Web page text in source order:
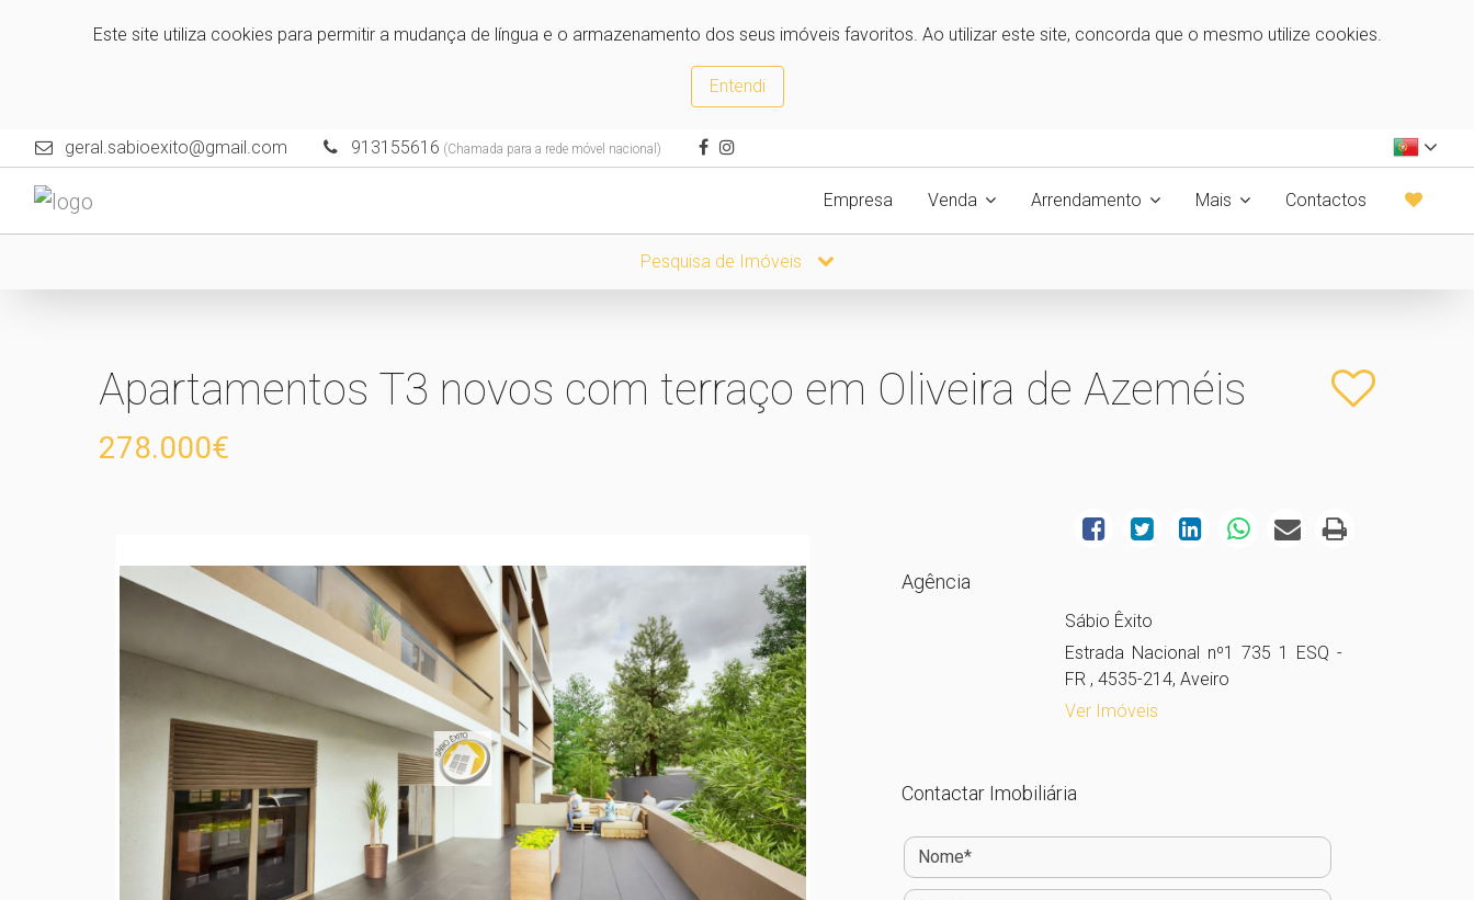
Este site utiliza cookies para permitir a mudança de língua e o armazenamento dos seus imóveis favoritos. Ao utilizar este site, concorda que o mesmo utilize cookies.
Entendi
geral.sabioexito@gmail.com 913155616 (Chamada para a rede móvel nacional)
Empresa Venda Arrendamento Mais Contactos
Pesquisa de Imóveis
Apartamentos T3 novos com terraço em Oliveira de Azeméis
278.000€
Agência
Sábio Êxito
Estrada Nacional nº1 735 1 ESQ -
FR , 4535-214, Aveiro
Ver Imóveis
Contactar Imobiliária